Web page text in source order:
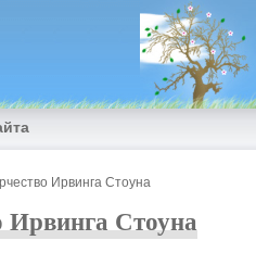
Ирвинга Стоуна
Ирвинга Стоуна